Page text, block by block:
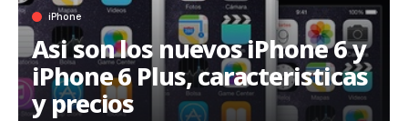
iPhone
Asi son los nuevos iPhone 6 y
iPhone 6 Plus, caracteristicas
y precios